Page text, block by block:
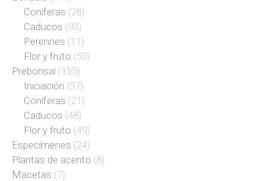
Coníferas (28)
Caducos (93)
Perennes (11)
Flor y fruto (53)
Prebonsai (155)
Iniciación (37)
Coníferas (21)
Caducos (48)
Flor y fruto (49)
Especímenes (24)
Plantas de acento (8)
Macetas (7)